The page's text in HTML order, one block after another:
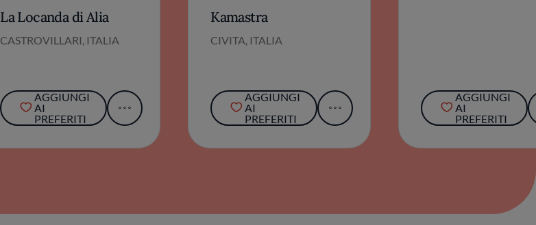
La Locanda di Alia
CASTROVILLARI, ITALIA
AGGIUNGI
AI
PREFERITI
Kamastra
CIVITA, ITALIA
AGGIUNGI
AI
PREFERITI
AGGIUNGI
AI
PREFERITI